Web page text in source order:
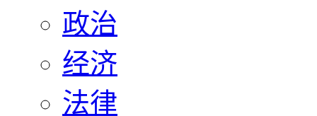
政治
经济
法律